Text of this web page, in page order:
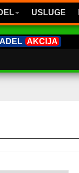
USLUGE
AKCIJA